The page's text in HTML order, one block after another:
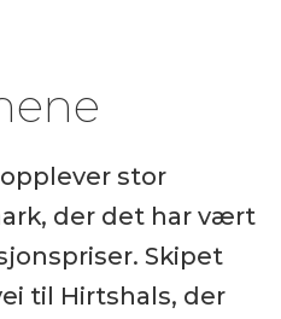
stor
der det har vært
Skipet
til Hirtshals, der